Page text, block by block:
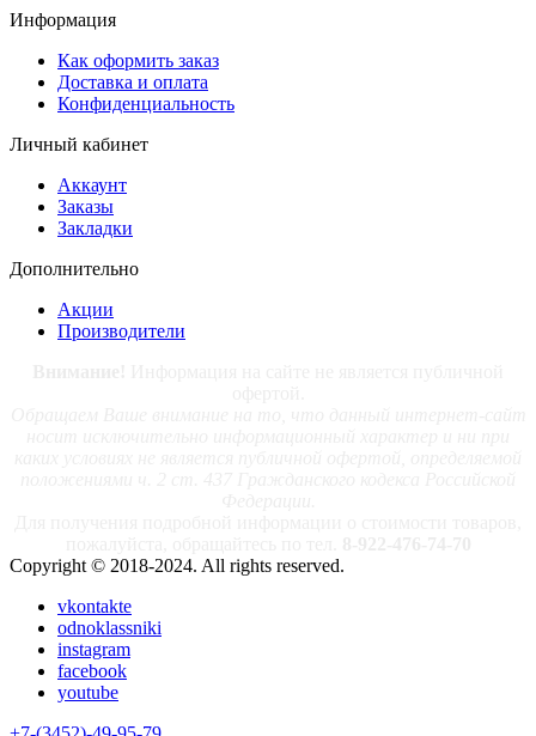
Информация
Как оформить заказ
Доставка и оплата
Конфиденциальность
Личный кабинет
Аккаунт
Заказы
Закладки
Дополнительно
Акции
Производители
Copyright © 2018-2024. All rights reserved.
vkontakte
odnoklassniki
instagram
facebook
youtube